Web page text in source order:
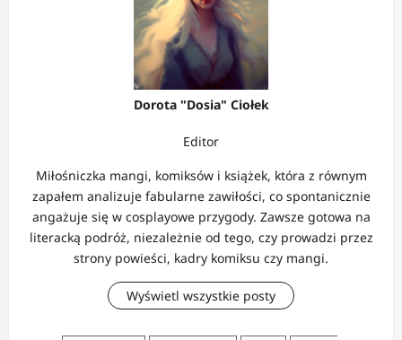
Dorota "Dosia" Ciołek
Editor
Miłośniczka mangi, komiksów i książek, która z równym
zapałem analizuje fabularne zawiłości, co spontanicznie
angażuje się w cosplayowe przygody. Zawsze gotowa na
literacką podróż, niezależnie od tego, czy prowadzi przez
strony powieści, kadry komiksu czy mangi.
Wyświetl wszystkie posty